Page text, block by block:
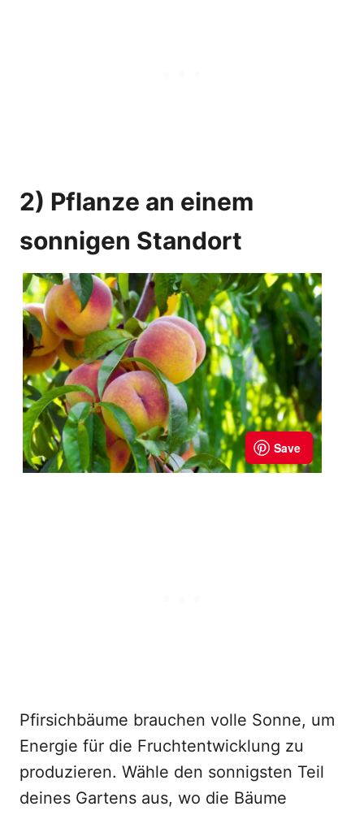
2) Pflanze an einem
sonnigen Standort
Pfirsichbäume brauchen volle Sonne, um
Energie für die Fruchtentwicklung zu
produzieren. Wähle den sonnigsten Teil
deines Gartens aus, wo die Bäume